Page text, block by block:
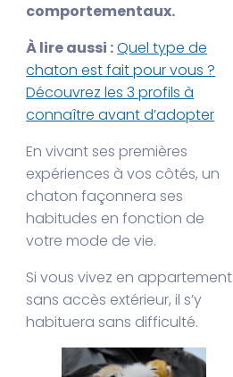
comportementaux.
À lire aussi :Quel type de
chaton est fait pour vous ?
Découvrez les 3 profils à
connaître avant d’adopter
En vivant ses premières
expériences à vos côtés, un
chaton façonnera ses
habitudes en fonction de
votre mode de vie.
Si vous vivez en appartement
sans accès extérieur, il s’y
habituera sans difficulté.